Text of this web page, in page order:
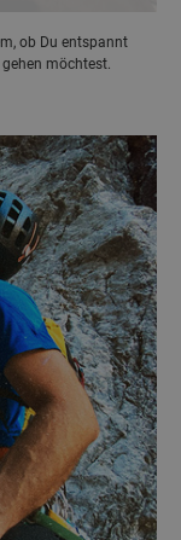
ob Du entspannt
möchtest.